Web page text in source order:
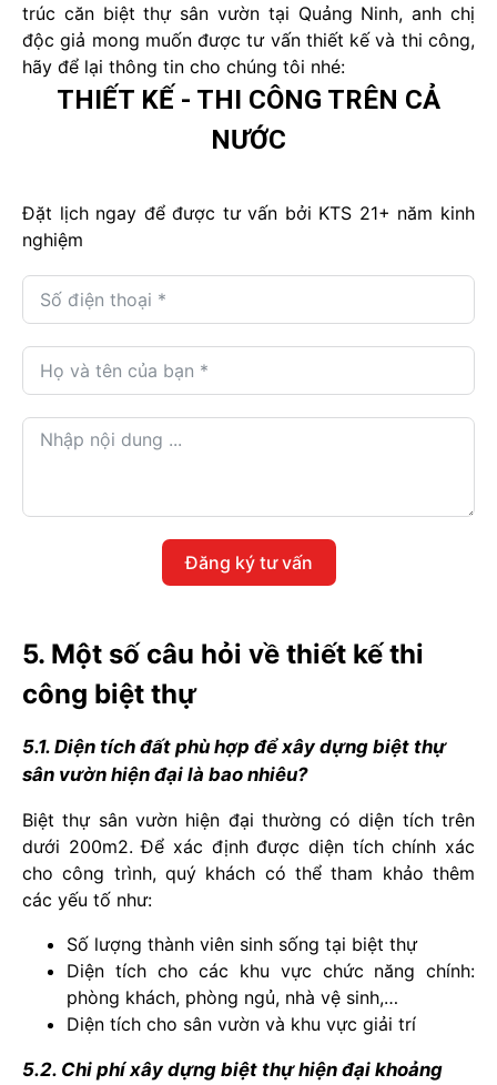
trúc căn biệt thự sân vườn tại Quảng Ninh, anh chị
độc giả mong muốn được tư vấn thiết kế và thi công,
hãy để lại thông tin cho chúng tôi nhé:
THIẾT KẾ - THI CÔNG TRÊN CẢ
NƯỚC
Đặt lịch ngay để được tư vấn bởi KTS 21+ năm kinh
nghiệm
Đăng ký tư vấn
5. Một số câu hỏi về thiết kế thi
công biệt thự
5.1. Diện tích đất phù hợp để xây dựng biệt thự
sân vườn hiện đại là bao nhiêu?
Biệt thự sân vườn hiện đại thường có diện tích trên
dưới 200m2. Để xác định được diện tích chính xác
cho công trình, quý khách có thể tham khảo thêm
các yếu tố như:
Số lượng thành viên sinh sống tại biệt thự
Diện tích cho các khu vực chức năng chính:
phòng khách, phòng ngủ, nhà vệ sinh,…
Diện tích cho sân vườn và khu vực giải trí
5.2. Chi phí xây dựng biệt thự hiện đại khoảng